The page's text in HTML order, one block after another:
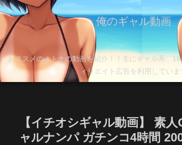
俺のギャル動画
おススメのオトナの動画を紹介！！主にギャル系
ィリエイト広告を利用していま
【イチオシギャル動画】 素
ャルナンパ ガチンコ4時間